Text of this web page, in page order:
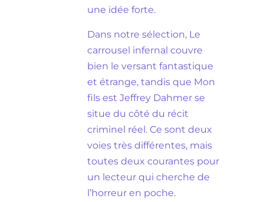
une idée forte.
Dans notre sélection, Le
carrousel infernal couvre
bien le versant fantastique
et étrange, tandis que Mon
fils est Jeffrey Dahmer se
situe du côté du récit
criminel réel. Ce sont deux
voies très différentes, mais
toutes deux courantes pour
un lecteur qui cherche de
l’horreur en poche.